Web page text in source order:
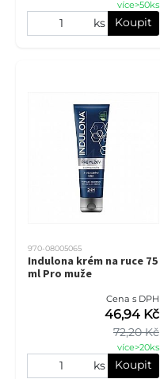
více>50ks
ks Koupit
970-08005065
Indulona krém na ruce 75
ml Pro muže
Cena s DPH
72,20 Kč
46,94 Kč
více>20ks
ks Koupit